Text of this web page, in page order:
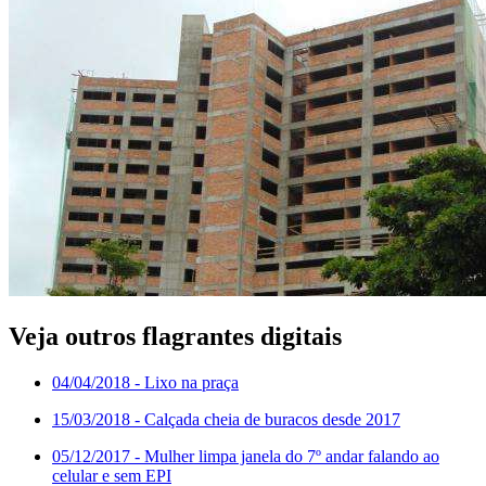
Veja outros flagrantes digitais
04/04/2018 - Lixo na praça
15/03/2018 - Calçada cheia de buracos desde 2017
05/12/2017 - Mulher limpa janela do 7º andar falando ao
celular e sem EPI